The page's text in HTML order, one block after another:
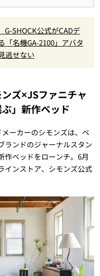
G-SHOCK公式がCADデ
「名機GA-2100」アバタ
逃せない
ズ×JSファニチャ
」新作ベッド
ーカーのシモンズは、ベ
ランドのジャーナルスタン
作ベッドをローンチ。6月
インストア、シモンズ公式